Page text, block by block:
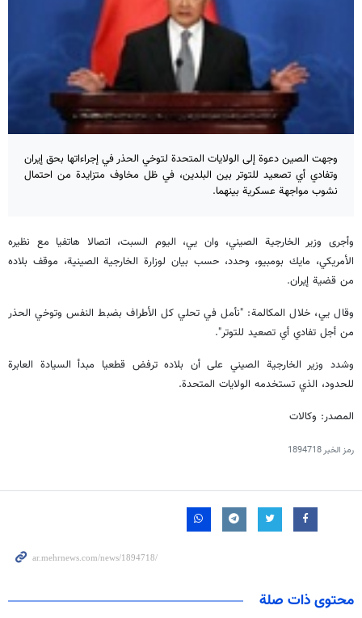
وجهت الصين دعوة إلى الولايات المتحدة لتوخي الحذر في إجراءاتها بحق إيران
وتفادي أي تصعيد للتوتر بين البلدين، في ظل مخاوف متزايدة من احتمال
نشوب مواجهة عسكرية بينهما.
وأجرى وزير الخارجية الصيني، وان يي، اليوم السبت، اتصالا هاتفيا مع نظيره
الأمريكي، مايك بومبيو، وحدد، حسب بيان لوزارة الخارجية الصينية، موقف بلاده
من قضية إيران.
وقال يي، خلال المكالمة: "نأمل في تحلي كل الأطراف بضبط النفس وتوخي الحذر
من أجل تفادي أي تصعيد للتوتر".
وشدد وزير الخارجية الصيني على أن بلاده ترفض قطعيا مبدأ السيادة العابرة
للحدود، الذي تستخدمه الولايات المتحدة.
المصدر: وكالات
رمز الخبر1894718
محتوى ذات صلة